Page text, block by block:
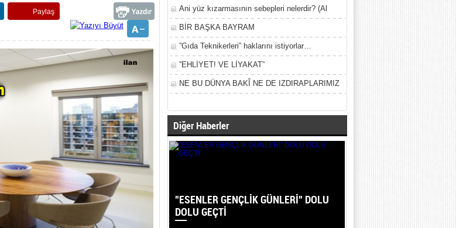
Paylaş
Ani yüz kızarmasının sebepleri nelerdir? (Al
Yanak)
BİR BAŞKA BAYRAM
”Gıda Teknikerleri” haklarını istiyorlar…
”EHLİYET! VE LİYAKAT”
NE BU DÜNYA BAKÎ NE DE IZDIRAPLARIMIZ
Diğer Haberler
”ESENLER GENÇLİK GÜNLERİ” DOLU
DOLU GEÇTİ